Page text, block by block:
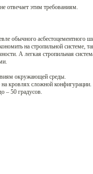
отвечает этим требованиям.
обычного асбестоцементного
на стропильной системе,
А легкая стропильная
окружающей среды.
кровлях сложной конфигурации.
– 50 градусов.